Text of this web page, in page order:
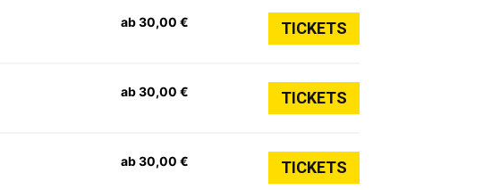
ab 30,00 € TICKETS
ab 30,00 € TICKETS
ab 30,00 € TICKETS